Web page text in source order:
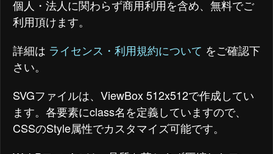
個人・法人に関わらず商用利用を含め、無料でご
利用頂けます。
詳細は ライセンス・利用規約について をご確認下
さい。
SVGファイルは、ViewBox 512x512で作成してい
ます。各要素にclass名を定義していますので、
CSSのStyle属性でカスタマイズ可能です。